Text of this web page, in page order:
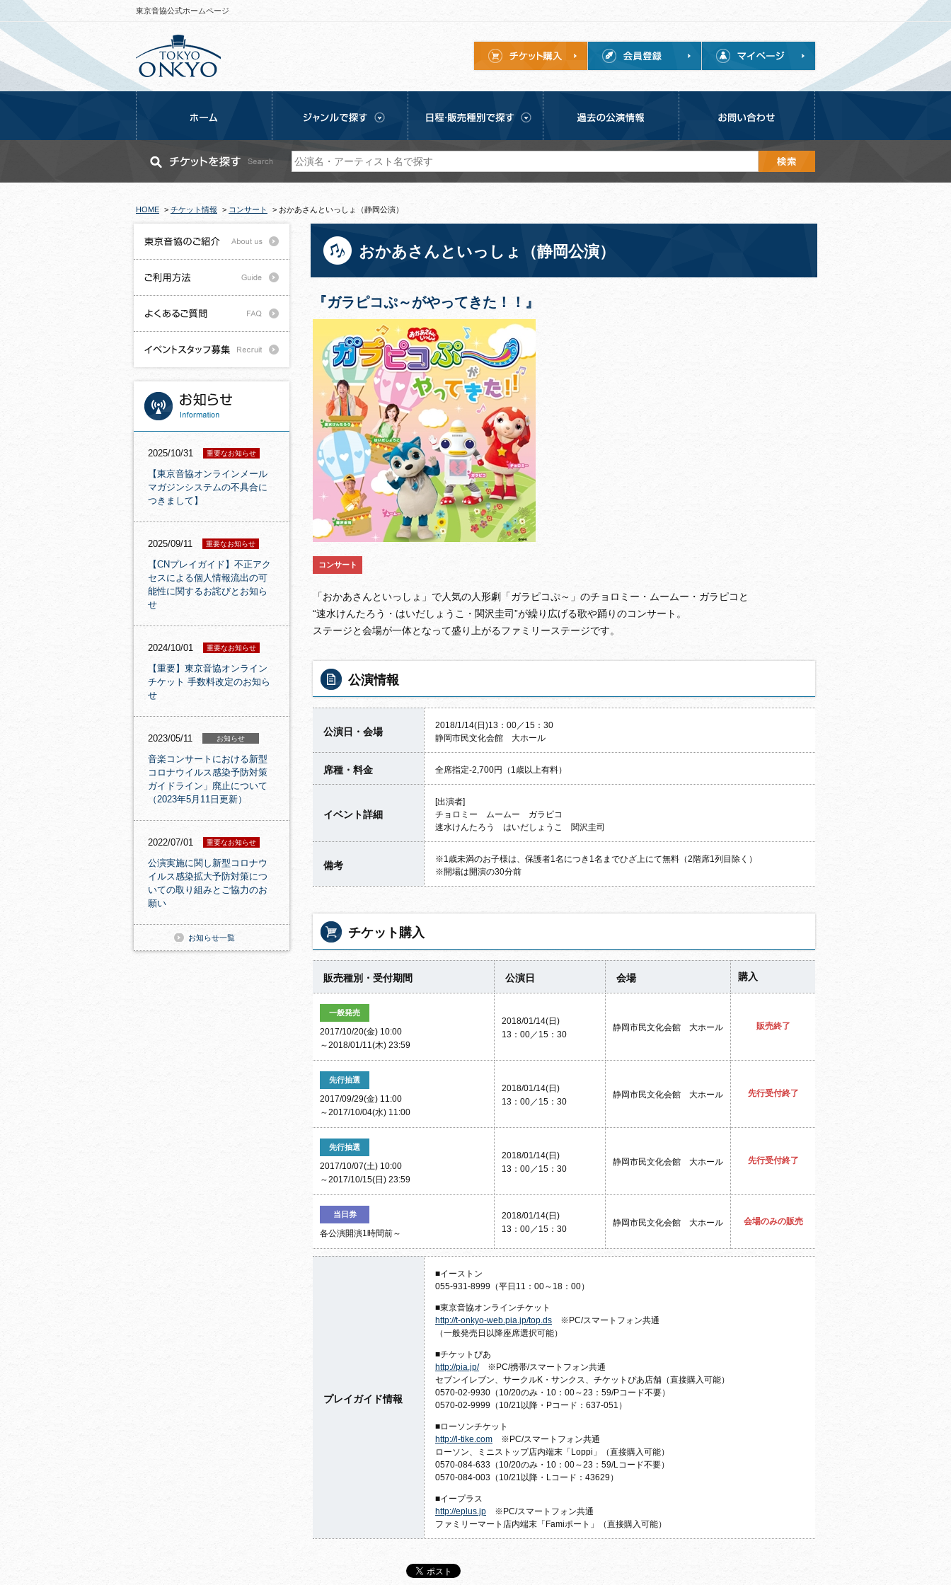
東京音協公式ホームページ
HOME > チケット情報 > コンサート > おかあさんといっしょ（静岡公演）
おかあさんといっしょ（静岡公演）
『ガラピコぷ～がやってきた！！』
コンサート
「おかあさんといっしょ」で人気の人形劇「ガラピコぷ～」のチョロミー・ムームー・ガラピコと
“速水けんたろう・はいだしょうこ・関沢圭司”が繰り広げる歌や踊りのコンサート。
ステージと会場が一体となって盛り上がるファミリーステージです。
公演情報
公演日・会場
2018/1/14(日)13：00／15：30
静岡市民文化会館 大ホール
席種・料金 全席指定-2,700円（1歳以上有料）
イベント詳細
[出演者]
チョロミー ムームー ガラピコ
速水けんたろう はいだしょうこ 関沢圭司
備考
※1歳未満のお子様は、保護者1名につき1名までひざ上にて無料（2階席1列目除く）
※開場は開演の30分前
チケット購入
販売種別・受付期間 公演日 会場 購入
一般発売
2017/10/20(金) 10:00
～2018/01/11(木) 23:59
2018/01/14(日)
13：00／15：30
静岡市民文化会館 大ホール 販売終了
先行抽選
2017/09/29(金) 11:00
～2017/10/04(水) 11:00
2018/01/14(日)
13：00／15：30
静岡市民文化会館 大ホール 先行受付終了
先行抽選
2017/10/07(土) 10:00
～2017/10/15(日) 23:59
2018/01/14(日)
13：00／15：30
静岡市民文化会館 大ホール 先行受付終了
当日券
各公演開演1時間前～
2018/01/14(日)
13：00／15：30
静岡市民文化会館 大ホール 会場のみの販売
プレイガイド情報
■イーストン
055-931-8999（平日11：00～18：00）
■東京音協オンラインチケット
http://t-onkyo-web.pia.jp/top.ds ※PC/スマートフォン共通
（一般発売日以降座席選択可能）
■チケットぴあ
http://pia.jp/※PC/携帯/スマートフォン共通
セブンイレブン、サークルK・サンクス、チケットぴあ店舗（直接購入可能）
0570-02-9930（10/20のみ・10：00～23：59/Pコード不要）
0570-02-9999（10/21以降・Pコード：637-051）
■ローソンチケット
http://l-tike.com ※PC/スマートフォン共通
ローソン、ミニストップ店内端末「Loppi」（直接購入可能）
0570-084-633（10/20のみ・10：00～23：59/Lコード不要）
0570-084-003（10/21以降・Lコード：43629）
■イープラス
http://eplus.jp ※PC/スマートフォン共通
ファミリーマート店内端末「Famiポート」（直接購入可能）
2025/10/31 重要なお知らせ
【東京音協オンラインメール
マガジンシステムの不具合に
つきまして】
2025/09/11 重要なお知らせ
【CNプレイガイド】不正アク
セスによる個人情報流出の可
能性に関するお詫びとお知ら
せ
2024/10/01 重要なお知らせ
【重要】東京音協オンライン
チケット 手数料改定のお知ら
せ
2023/05/11 お知らせ
音楽コンサートにおける新型
コロナウイルス感染予防対策
ガイドライン」廃止について
（2023年5月11日更新）
2022/07/01 重要なお知らせ
公演実施に関し新型コロナウ
イルス感染拡大予防対策につ
いての取り組みとご協力のお
願い
お知らせ一覧